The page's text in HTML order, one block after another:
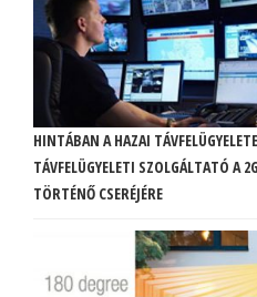
HINTÁBAN A HAZAI
TÁVFELÜGYELETI SZOLGÁLTATÓ A
TÖRTÉNŐ CSERÉJÉRE